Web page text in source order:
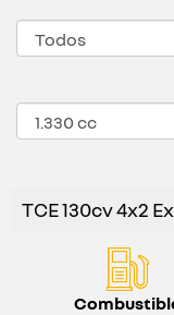
TCE 130cv 4x2